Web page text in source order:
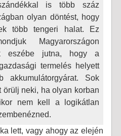
is több száz
olyan döntést, hogy
több tengeri halat. Ez
Magyarországon
eszébe jutna, hogy a
termelés helyett
akkumulátorgyárat. Sok
örülj neki, ha olyan korban
nem kell a logikátlan
lett, vagy ahogy az elején